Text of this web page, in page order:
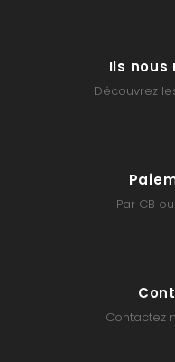
Ils
Découvrez
Par CB
Contactez